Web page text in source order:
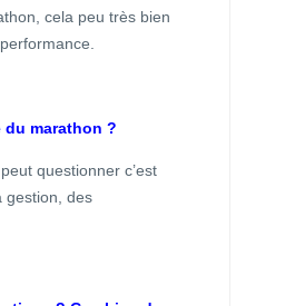
cela peu très bien
marathon ?
questionner c’est
gestion, des